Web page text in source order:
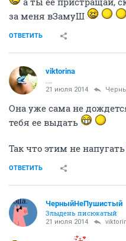
за меня вЗамуШ
ОТВЕТИТЬ
viktorina
21 июля 2014
Она уже сама не
тебя ее выдать
Так что этим не напугать
ОТВЕТИТЬ
ЧерныйНеПушистый
Злыдень писюкатый
21 июля 2014